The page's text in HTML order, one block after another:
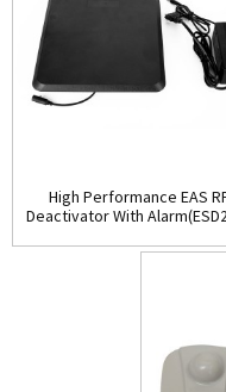
High Performance EAS
Deactivator With